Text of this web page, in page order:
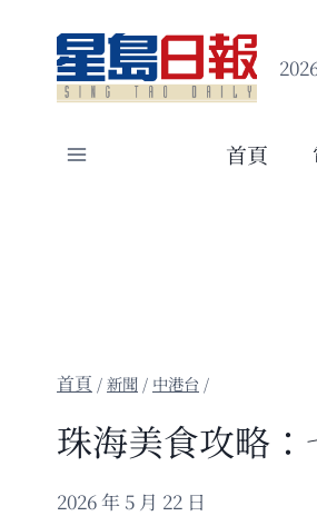
content
首頁
/新聞 / 中港台 /
珠海美食攻略
2026 年 5 月 22 日